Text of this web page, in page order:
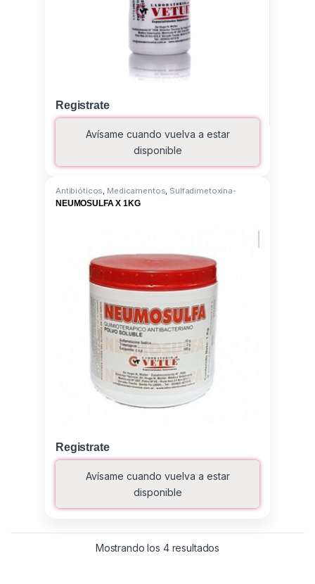
Registrate
Avísame cuando vuelva a estar
disponible
Antibióticos Medicamentos Sulfadimetoxina-
Trimetoprin-S
NEUMOSULFA X 1KG
Registrate
Avísame cuando vuelva a estar
disponible
Mostrando los 4 resultados